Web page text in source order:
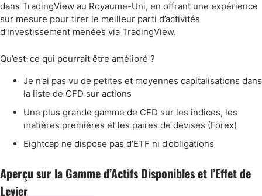
dans TradingView au Royaume-Uni, en offrant une expérience
sur mesure pour tirer le meilleur parti d’activités
d'investissement menées via TradingView.
Qu’est-ce qui pourrait être amélioré ?
Je n’ai pas vu de petites et moyennes capitalisations dans
la liste de CFD sur actions
Une plus grande gamme de CFD sur les indices, les
matières premières et les paires de devises (Forex)
Eightcap ne dispose pas d’ETF ni d’obligations
Aperçu sur la Gamme d’Actifs Disponibles et l’Effet de
Levier